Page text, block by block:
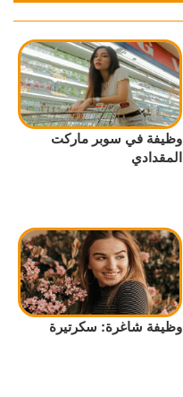
وظيفة في سوبر ماركت
المقدادي
وظيفة شاغرة: سكرتيرة